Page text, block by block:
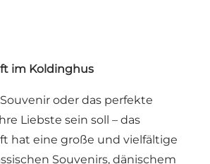
im Koldinghus
oder das perfekte
Liebste sein soll – das
hat eine große und vielfältige
Souvenirs, dänischem